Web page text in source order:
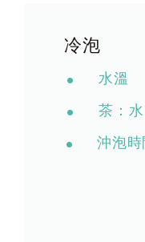
冷泡
水溫
茶：水
沖泡時